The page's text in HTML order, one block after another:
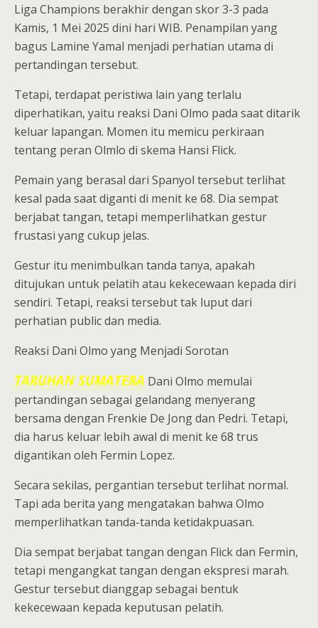
Liga Champions berakhir dengan skor 3-3 pada
Kamis, 1 Mei 2025 dini hari WIB. Penampilan yang
bagus Lamine Yamal menjadi perhatian utama di
pertandingan tersebut.
Tetapi, terdapat peristiwa lain yang terlalu
diperhatikan, yaitu reaksi Dani Olmo pada saat ditarik
keluar lapangan. Momen itu memicu perkiraan
tentang peran Olmlo di skema Hansi Flick.
Pemain yang berasal dari Spanyol tersebut terlihat
kesal pada saat diganti di menit ke 68. Dia sempat
berjabat tangan, tetapi memperlihatkan gestur
frustasi yang cukup jelas.
Gestur itu menimbulkan tanda tanya, apakah
ditujukan untuk pelatih atau kekecewaan kepada diri
sendiri. Tetapi, reaksi tersebut tak luput dari
perhatian public dan media.
Reaksi Dani Olmo yang Menjadi Sorotan
TARUHAN SUMATERA Dani Olmo memulai
pertandingan sebagai gelandang menyerang
bersama dengan Frenkie De Jong dan Pedri. Tetapi,
dia harus keluar lebih awal di menit ke 68 trus
digantikan oleh Fermin Lopez.
Secara sekilas, pergantian tersebut terlihat normal.
Tapi ada berita yang mengatakan bahwa Olmo
memperlihatkan tanda-tanda ketidakpuasan.
Dia sempat berjabat tangan dengan Flick dan Fermin,
tetapi mengangkat tangan dengan ekspresi marah.
Gestur tersebut dianggap sebagai bentuk
kekecewaan kepada keputusan pelatih.